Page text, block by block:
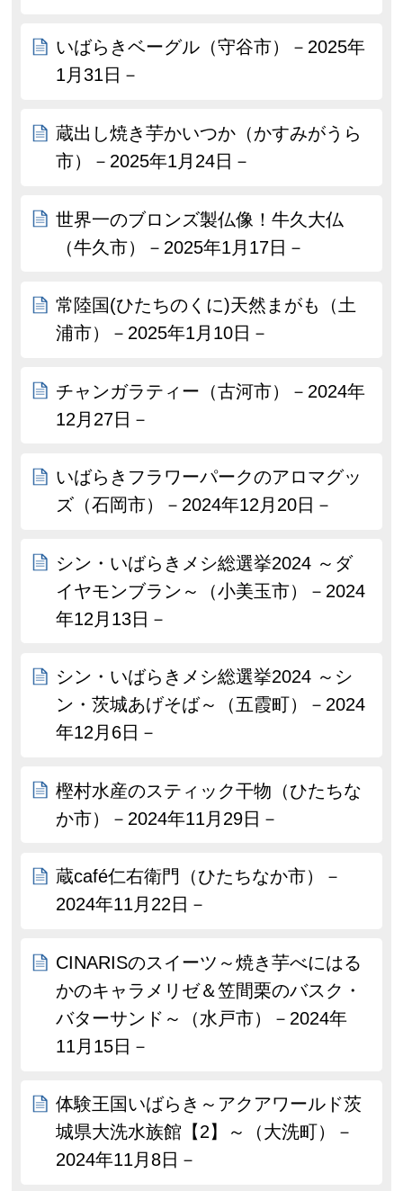
いばらきベーグル（守谷市）－2025年
1月31日－
蔵出し焼き芋かいつか（かすみがうら
市）－2025年1月24日－
世界一のブロンズ製仏像！牛久大仏
（牛久市）－2025年1月17日－
常陸国(ひたちのくに)天然まがも（土
浦市）－2025年1月10日－
チャンガラティー（古河市）－2024年
12月27日－
いばらきフラワーパークのアロマグッ
ズ（石岡市）－2024年12月20日－
シン・いばらきメシ総選挙2024 ～ダ
イヤモンブラン～（小美玉市）－2024
年12月13日－
シン・いばらきメシ総選挙2024 ～シ
ン・茨城あげそば～（五霞町）－2024
年12月6日－
樫村水産のスティック干物（ひたちな
か市）－2024年11月29日－
蔵café仁右衛門（ひたちなか市）－
2024年11月22日－
CINARISのスイーツ～焼き芋べにはる
かのキャラメリゼ＆笠間栗のバスク・
バターサンド～（水戸市）－2024年
11月15日－
体験王国いばらき～アクアワールド茨
城県大洗水族館【2】～（大洗町）－
2024年11月8日－